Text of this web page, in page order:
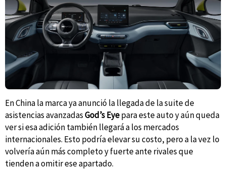
En China la marca ya anunció la llegada de la suite de
asistencias avanzadasGod’s Eyepara este auto y aún queda
ver si esa adición también llegará a los mercados
internacionales. Esto podría elevar su costo, pero a la vez lo
volvería aún más completo y fuerte ante rivales que
tienden a omitir ese apartado.